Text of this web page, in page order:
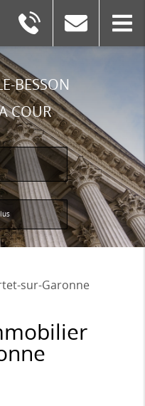
BESSON
COUR
sur-Garonne